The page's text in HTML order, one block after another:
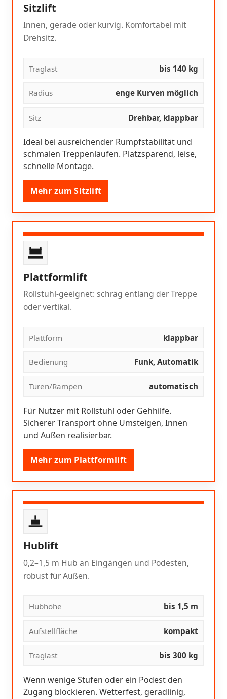
Sitzlift
Innen, gerade oder kurvig. Komfortabel mit
Drehsitz.
Traglast bis 140 kg
Radius enge Kurven möglich
Sitz Drehbar, klappbar
Ideal bei ausreichender Rumpfstabilität und
schmalen Treppenläufen. Platzsparend, leise,
schnelle Montage.
Mehr zum Sitzlift
Plattformlift
Rollstuhl-geeignet: schräg entlang der Treppe
oder vertikal.
Plattform klappbar
Bedienung Funk, Automatik
Türen/Rampen automatisch
Für Nutzer mit Rollstuhl oder Gehhilfe.
Sicherer Transport ohne Umsteigen, Innen
und Außen realisierbar.
Mehr zum Plattformlift
Hublift
0,2–1,5 m Hub an Eingängen und Podesten,
robust für Außen.
Hubhöhe bis 1,5 m
Aufstellfläche kompakt
Traglast bis 300 kg
Wenn wenige Stufen oder ein Podest den
Zugang blockieren. Wetterfest, geradlinig,